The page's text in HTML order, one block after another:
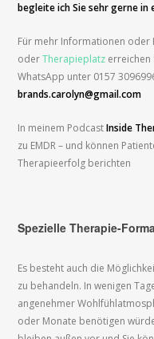
begleite ich Sie sehr gerne in
Für mehr Informationen oder
oderTherapieplatz erreichen
WhatsApp unter 0157
brands.carolyn@gmail.com
In meinem PodcastInside
zu EMDR – und können
Therapieerfolg berichten
Spezielle Therapie-
Es besteht auch die
zu behandeln. In wenigen
angenehmer
oder Monate benötigen